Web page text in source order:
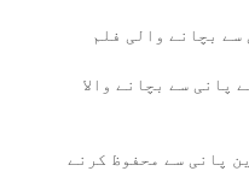
بچانے والی فلم
پانی سے بچانے والا
پانی سے محفوظ کرنے